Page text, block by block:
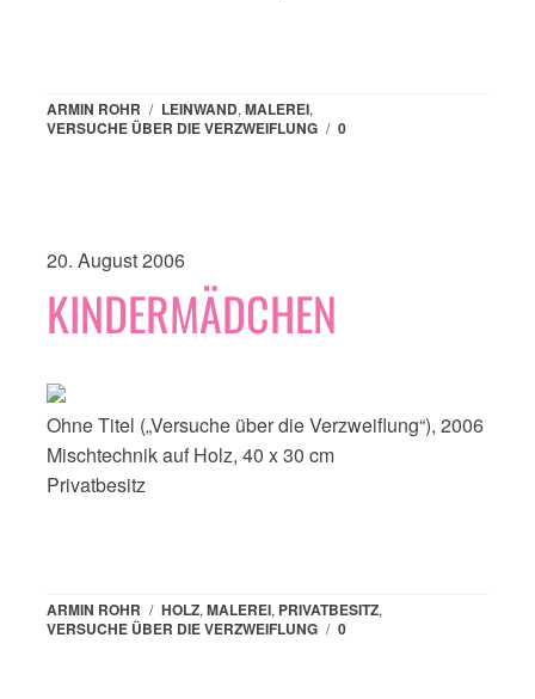
ARMIN ROHR / LEINWAND, MALEREI,
VERSUCHE ÜBER DIE VERZWEIFLUNG / 0
20. August 2006
KINDERMÄDCHEN
Ohne Titel („Versuche über die Verzweiflung“), 2006
Mischtechnik auf Holz, 40 x 30 cm
Privatbesitz
ARMIN ROHR / HOLZ, MALEREI, PRIVATBESITZ,
VERSUCHE ÜBER DIE VERZWEIFLUNG / 0